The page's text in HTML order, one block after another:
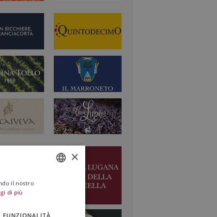
×
il nostro
di più
FUNZIONALITÀ